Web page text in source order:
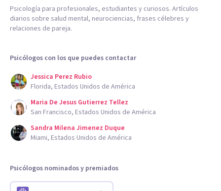
Psicología para profesionales, estudiantes y curiosos. Artículos
diarios sobre salud mental, neurociencias, frases célebres y
relaciones de pareja.
Psicólogos con los que puedes contactar
Jessica Perez Rubio
Florida, Estados Unidos de América
Maria De Jesus Gutierrez Tellez
San Francisco, Estados Unidos de América
Sandra Milena Jimenez Duque
Miami, Estados Unidos de América
Psicólogos nominados y premiados